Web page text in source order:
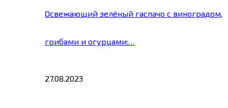
Освежающий зелёный гаспачо с виноградом,
грибами и огурцами:…
27.08.2023